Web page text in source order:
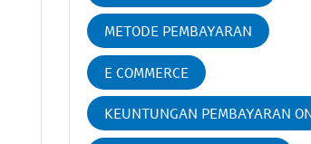
METODE PEMBAYARAN
E COMMERCE
KEUNTUNGAN PEMBAYARAN